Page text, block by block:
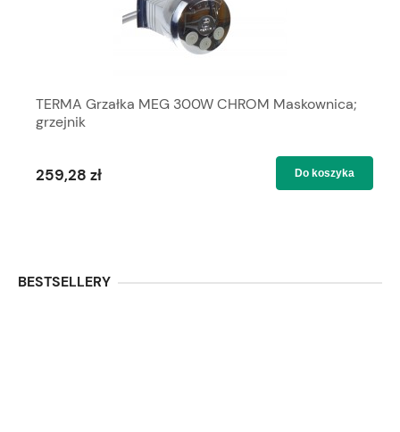
TERMA Grzałka MEG 300W CHROM Maskownica;
grzejnik
259,28 zł Do koszyka
BESTSELLERY